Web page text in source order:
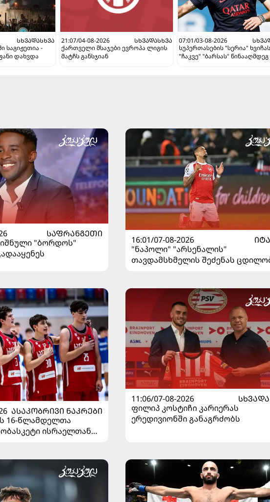
ᲡᲮᲕᲐᲓᲐᲡᲮᲕᲐ
საგიჟეთია -
დახვდა
21:07/04-08-2026
ᲡᲮᲕᲐᲓᲐᲡᲮᲕᲐ
ქართველი მსაჯები ევროპა ლიგის
მატჩს განსჯიან
07:01/03-08-2026
სუპერთასების "სერია"
"ჩაკვე" "ბარსას"
ᲡᲐᲤᲠᲐᲜᲒᲔᲗᲘ
"ბორდოს"
16:01/07-08-2026
"ნაპოლი" "არსენალის"
თავდამსხმელის შეძენას
ᲐᲡᲐᲙᲝᲑᲠᲘᲕᲘ ᲜᲐᲙᲠᲔᲑᲘ
16-წლამდელთა
ისრაელთან
11:06/07-08-2026
ფილიპ კოსტიჩი კარიერას
ერედივიონში განაგრძობს